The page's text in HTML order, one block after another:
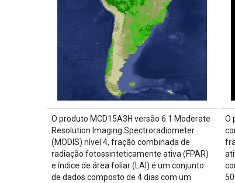
O produto MCD15A3H versão 6.1 Moderate
Resolution Imaging Spectroradiometer
(MODIS) nível 4, fração combinada de
radiação fotossinteticamente ativa (FPAR)
e índice de área foliar (LAI) é um conjunto
de dados composto de 4 dias com um
O